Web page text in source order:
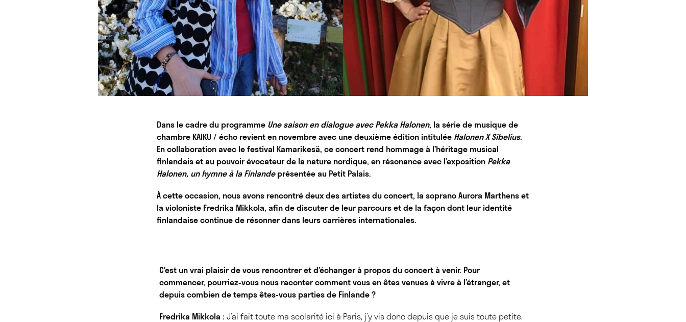
Dans le cadre du programme Une saison en dialogue avec Pekka Halonen, la série de musique de
chambre KAIKU / écho revient en novembre avec une deuxième édition intitulée Halonen X Sibelius.
En collaboration avec le festival Kamarikesä, ce concert rend hommage à l’héritage musical
finlandais et au pouvoir évocateur de la nature nordique, en résonance avec l’exposition Pekka
Halonen, un hymne à la Finlandeprésentée au Petit Palais.
À cette occasion, nous avons rencontré deux des artistes du concert, la soprano Aurora Marthens et
la violoniste Fredrika Mikkola, afin de discuter de leur parcours et de la façon dont leur identité
finlandaise continue de résonner dans leurs carrières internationales.
C’est un vrai plaisir de vous rencontrer et d’échanger à propos du concert à venir. Pour
commencer, pourriez-vous nous raconter comment vous en êtes venues à vivre à l’étranger, et
depuis combien de temps êtes-vous parties de Finlande ?
Fredrika Mikkola : J’ai fait toute ma scolarité ici à Paris, j’y vis donc depuis que je suis toute petite.